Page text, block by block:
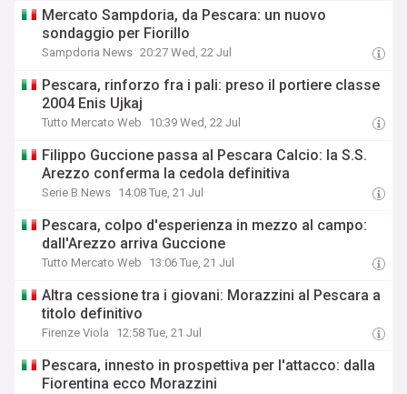
Mercato Sampdoria, da Pescara: un nuovo
sondaggio per Fiorillo
Sampdoria News 20:27 Wed, 22 Jul
Pescara, rinforzo fra i pali: preso il portiere classe
2004 Enis Ujkaj
Tutto Mercato Web 10:39 Wed, 22 Jul
Filippo Guccione passa al Pescara Calcio: la S.S.
Arezzo conferma la cedola definitiva
Serie B News 14:08 Tue, 21 Jul
Pescara, colpo d'esperienza in mezzo al campo:
dall'Arezzo arriva Guccione
Tutto Mercato Web 13:06 Tue, 21 Jul
Altra cessione tra i giovani: Morazzini al Pescara a
titolo definitivo
Firenze Viola 12:58 Tue, 21 Jul
Pescara, innesto in prospettiva per l'attacco: dalla
Fiorentina ecco Morazzini